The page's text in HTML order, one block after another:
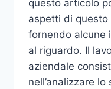
questo articolo
aspetti di
fornendo alcune
al riguardo. Il
aziendale
nell’analizzare